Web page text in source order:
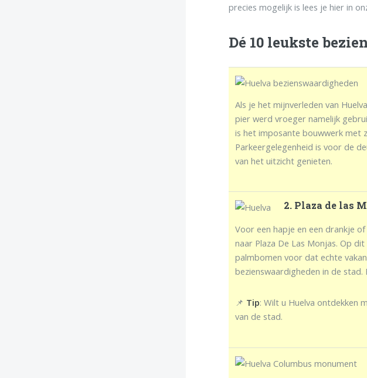
precies mogelijk is lees je hier in
Dé 10 leukste
Als je het mijnverleden van
pier werd vroeger namelijk
is het imposante bouwwerk met
Parkeergelegenheid is voor de
van het uitzicht genieten.
2. Plaza de las
Voor een hapje en een drankje
naar Plaza De Las Monjas. Op
palmbomen voor dat echte
bezienswaardigheden in de
📌 Tip: Wilt u Huelva ontdekken
van de stad.